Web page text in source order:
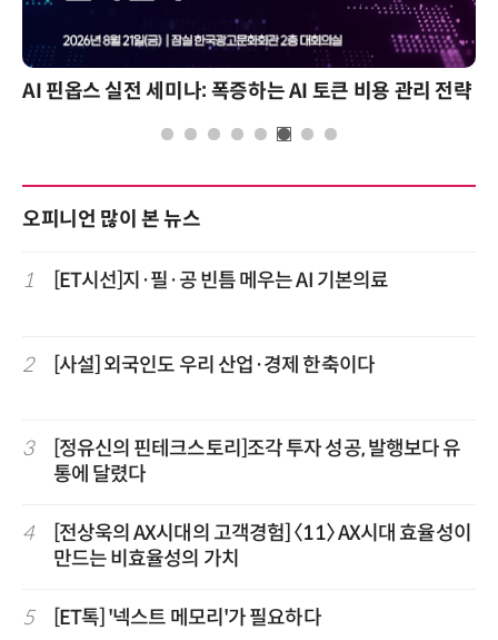
AI 핀옵스 실전 세미나: 폭증하는 AI 토큰 비용 관리 전략
오피니언 많이 본 뉴스
1 [ET시선]지·필·공 빈틈 메우는 AI 기본의료
2 [사설] 외국인도 우리 산업·경제 한축이다
3
[정유신의 핀테크스토리]조각 투자 성공, 발행보다 유
통에 달렸다
4
[전상욱의 AX시대의 고객경험] 〈11〉 AX시대 효율성이
만드는 비효율성의 가치
5 [ET톡] '넥스트 메모리'가 필요하다